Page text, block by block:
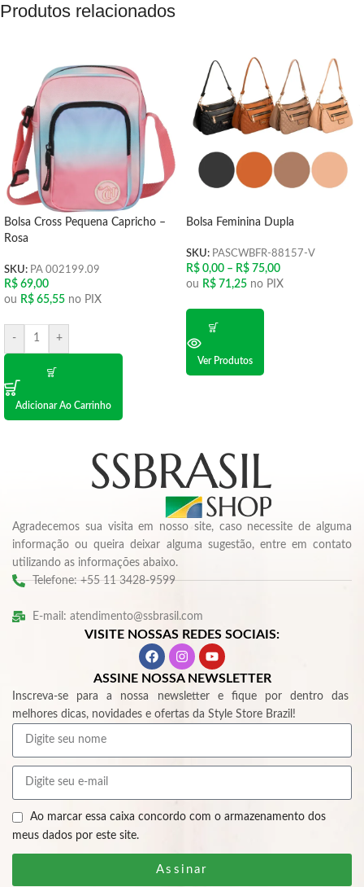
Produtos relacionados
Bolsa Cross Pequena Capricho –
Rosa
SKU: PA 002199.09
R$ 69,00
ou R$ 65,55 no PIX
- +
Adicionar Ao Carrinho
Bolsa Feminina Dupla
SKU: PASCWBFR-88157-V
R$ 0,00 – R$ 75,00
ou R$ 71,25 no PIX
Ver Produtos
Agradecemos sua visita em nosso site, caso necessite de alguma
informação ou queira deixar alguma sugestão, entre em contato
utilizando as informações abaixo.
Telefone: +55 11 3428-9599
E-mail: atendimento@ssbrasil.com
VISITE NOSSAS REDES SOCIAIS:
ASSINE NOSSA NEWSLETTER
Inscreva-se para a nossa newsletter e fique por dentro das
melhores dicas, novidades e ofertas da Style Store Brazil!
Ao marcar essa caixa concordo com o armazenamento dos
meus dados por este site.
Assinar